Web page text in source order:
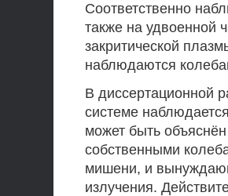
Соответственно
также на удвоенной
закритической
наблюдаются
В диссертационной
системе
может быть
собственными
мишени, и
излучения.